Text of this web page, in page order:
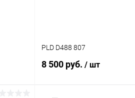
PLD D488 807
8 500 руб. / шт